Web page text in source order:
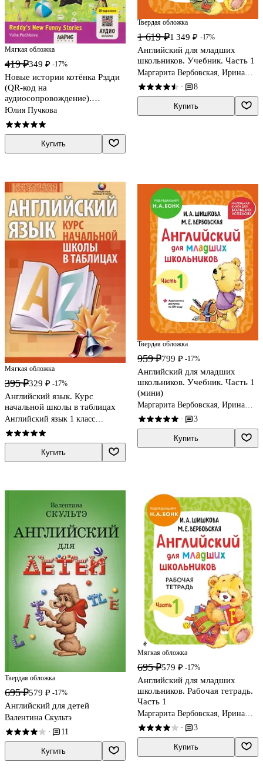
Мягкая обложка
419 ₽349 ₽ -17%
Новые истории котёнка Рэдди
(QR-код на
аудиосопровождение).
Обучающее чтение
Юлия Пучкова
Купить
Твердая обложка
1 619 ₽1 349 ₽ -17%
Английский для младших
школьников. Учебник. Часть 1
Маргарита Вербовская, Ирина
Шишкова
· 8
Купить
Мягкая обложка
395 ₽329 ₽ -17%
Английский язык. Курс
начальной школы в таблицах
Английский язык 1 класс
таблицы
Купить
Твердая обложка
959 ₽799 ₽ -17%
Английский для младших
школьников. Учебник. Часть 1
(мини)
Маргарита Вербовская, Ирина
Шишкова
· 3
Купить
Твердая обложка
695 ₽579 ₽ -17%
Английский для детей
Валентина Скультэ
· 11
Купить
Мягкая обложка
695 ₽579 ₽ -17%
Английский для младших
школьников. Рабочая тетрадь.
Часть 1
Маргарита Вербовская, Ирина
Шишкова
· 3
Купить